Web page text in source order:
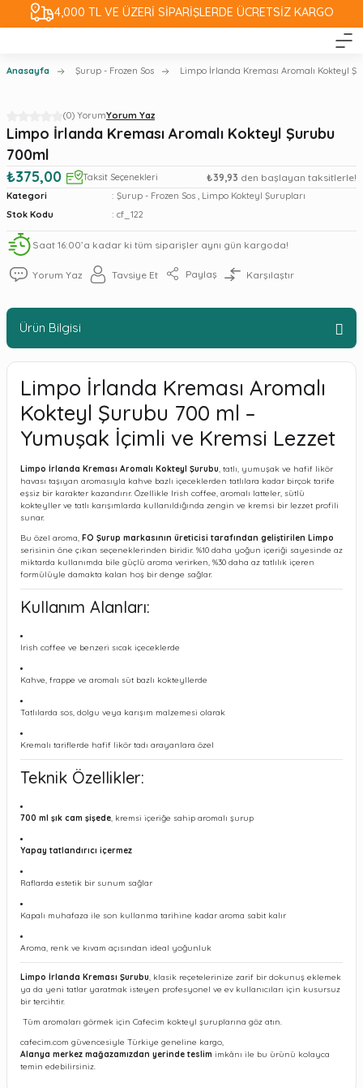
4,000 TL VE ÜZERİ SİPARİŞLERDE ÜCRETSİZ KARGO
Anasayfa Şurup - Frozen Sos Limpo İrlanda Kreması Aromalı Kokteyl
(0) YorumYorum Yaz
Limpo İrlanda Kreması Aromalı Kokteyl Şurubu
700ml
₺375,00
Taksit Seçenekleri ₺39,93 den başlayan taksitlerle!
Kategori Şurup - Frozen Sos , Limpo Kokteyl Şurupları
Stok Kodu
cf_122
Saat 16:00’a kadar ki tüm siparişler aynı gün kargoda!
Yorum Yaz Tavsiye Et Paylaş Karşılaştır
Ürün Bilgisi
Limpo İrlanda Kreması Aromalı
Kokteyl Şurubu 700 ml –
Yumuşak İçimli ve Kremsi Lezzet
Limpo İrlanda Kreması Aromalı Kokteyl Şurubu, tatlı, yumuşak ve hafif likör
havası taşıyan aromasıyla kahve bazlı içeceklerden tatlılara kadar birçok tarife
eşsiz bir karakter kazandırır. Özellikle Irish coffee, aromalı latteler, sütlü
kokteyller ve tatlı karışımlarda kullanıldığında zengin ve kremsi bir lezzet profili
sunar.
Bu özel aroma, FO Şurup markasının üreticisi tarafından geliştirilen Limpo
serisinin öne çıkan seçeneklerinden biridir. %10 daha yoğun içeriği sayesinde az
miktarda kullanımda bile güçlü aroma verirken, %30 daha az tatlılık içeren
formülüyle damakta kalan hoş bir denge sağlar.
Kullanım Alanları:
Irish coffee ve benzeri sıcak içeceklerde
Kahve, frappe ve aromalı süt bazlı kokteyllerde
Tatlılarda sos, dolgu veya karışım malzemesi olarak
Kremalı tariflerde hafif likör tadı arayanlara özel
Teknik Özellikler:
700 ml şık cam şişede, kremsi içeriğe sahip aromalı şurup
Yapay tatlandırıcı içermez
Raflarda estetik bir sunum sağlar
Kapalı muhafaza ile son kullanma tarihine kadar aroma sabit kalır
Aroma, renk ve kıvam açısından ideal yoğunluk
Limpo İrlanda Kreması Şurubu, klasik reçetelerinize zarif bir dokunuş eklemek
ya da yeni tatlar yaratmak isteyen profesyonel ve ev kullanıcıları için kusursuz
bir tercihtir.
Tüm aromaları görmek için Cafecim kokteyl şuruplarına göz atın.
cafecim.com güvencesiyle Türkiye geneline kargo,
Alanya merkez mağazamızdan yerinde teslim imkânı ile bu ürünü kolayca
temin edebilirsiniz.